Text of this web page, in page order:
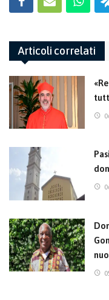
Articoli correlati